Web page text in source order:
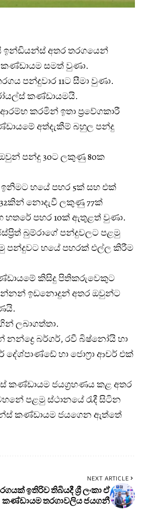
ඉන්ඩියන්ස් අතර තරගයෙන්
සමත් වුණා.
පන්දුවාර 11ට සීමා වුණා.
කණ්ඩායමයි.
කරමින් ඉතා ප්‍රවේගකාරී
අත්දැකීම් බහුල පන්දු
පන්දු 30ට ලකුණු 80ක
ඉනිමට හයේ පහර 5ක් සහ එක්
නොදැවී ලකුණු 77ක්
හතරේ පහර 10ක් ඇතුළත් වුණා.
බුම්රාගේ පන්දුවලට පළමු
පන්දුවට හයේ පහරක් එල්ල කිරීම
කිසිදු පිතිකරුවෙකුට
ඉඩනොදුන් අතර ඔවුන්ට
ලබාගත්තා.
නන්ද්‍රෙ බර්ගර්, රවී බිෂ්නෝයි හා
දේශ්පාණ්ඩේ හා ජොෆ්‍රා ආචර් එක්
කණ්ඩායම ජයග්‍රහණය කළ අතර
පළමු ස්ථානයේ රැදී සිටින
කණ්ඩායම ජයගෙන ඇත්තේ
NEXT ARTICLE
ඉතිරිව තිබියදී ශ්‍රී ලංකා ඒ
කණ්ඩායම තරගාවලිය ජයගනී